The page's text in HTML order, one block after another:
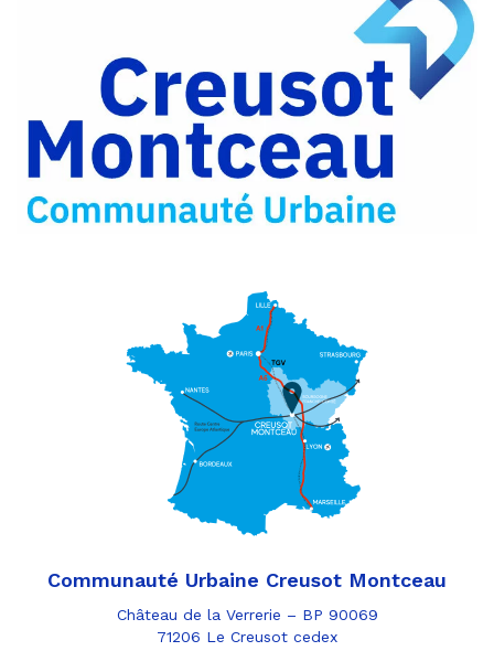
Facebook
Partager
Twitter
Partager
par
e-
mail
Communauté Urbaine Creusot Montceau
Château de la Verrerie – BP 90069
71206 Le Creusot cedex